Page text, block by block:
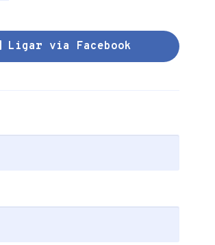
Ligar via Facebook